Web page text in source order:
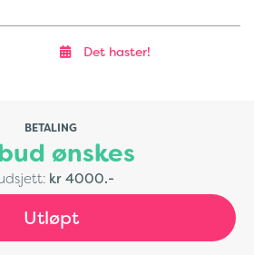
Det haster!
BETALING
ønskes
kr 4000.-
Utløpt